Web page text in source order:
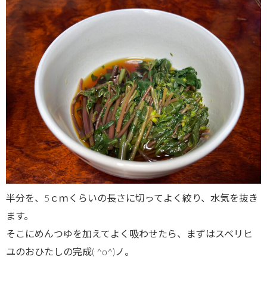
半分を、5ｃｍくらいの長さに切ってよく絞り、水気を抜き
ます。
そこにめんつゆを加えてよく吸わせたら、まずはスベリヒ
ユのおひたしの完成( ^o^)ノ。